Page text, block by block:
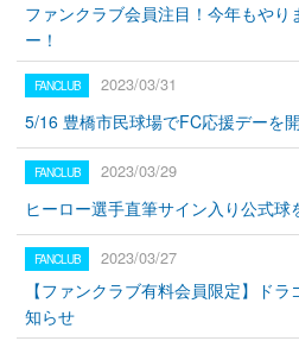
ファンクラブ会員注目！今年もや
ー！
2023/03/31
5/16 豊橋市民球場でFC応援デーを
2023/03/29
ヒーロー選手直筆サイン入り公式球
2023/03/27
【ファンクラブ有料会員限定】ド
知らせ